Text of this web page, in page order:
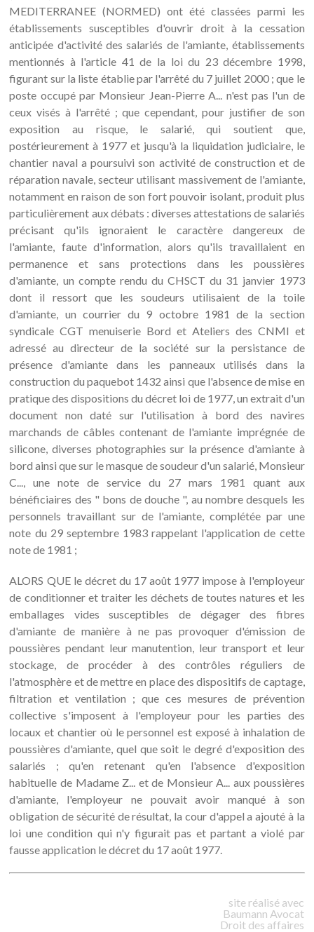
MEDITERRANEE (NORMED) ont été classées parmi les
établissements susceptibles d'ouvrir droit à la cessation
anticipée d'activité des salariés de l'amiante, établissements
mentionnés à l'article 41 de la loi du 23 décembre 1998,
figurant sur la liste établie par l'arrêté du 7 juillet 2000 ; que le
poste occupé par Monsieur Jean-Pierre A... n'est pas l'un de
ceux visés à l'arrêté ; que cependant, pour justifier de son
exposition au risque, le salarié, qui soutient que,
postérieurement à 1977 et jusqu'à la liquidation judiciaire, le
chantier naval a poursuivi son activité de construction et de
réparation navale, secteur utilisant massivement de l'amiante,
notamment en raison de son fort pouvoir isolant, produit plus
particulièrement aux débats : diverses attestations de salariés
précisant qu'ils ignoraient le caractère dangereux de
l'amiante, faute d'information, alors qu'ils travaillaient en
permanence et sans protections dans les poussières
d'amiante, un compte rendu du CHSCT du 31 janvier 1973
dont il ressort que les soudeurs utilisaient de la toile
d'amiante, un courrier du 9 octobre 1981 de la section
syndicale CGT menuiserie Bord et Ateliers des CNMI et
adressé au directeur de la société sur la persistance de
présence d'amiante dans les panneaux utilisés dans la
construction du paquebot 1432 ainsi que l'absence de mise en
pratique des dispositions du décret loi de 1977, un extrait d'un
document non daté sur l'utilisation à bord des navires
marchands de câbles contenant de l'amiante imprégnée de
silicone, diverses photographies sur la présence d'amiante à
bord ainsi que sur le masque de soudeur d'un salarié, Monsieur
C..., une note de service du 27 mars 1981 quant aux
bénéficiaires des " bons de douche ", au nombre desquels les
personnels travaillant sur de l'amiante, complétée par une
note du 29 septembre 1983 rappelant l'application de cette
note de 1981 ;
ALORS QUE le décret du 17 août 1977 impose à l'employeur
de conditionner et traiter les déchets de toutes natures et les
emballages vides susceptibles de dégager des fibres
d'amiante de manière à ne pas provoquer d'émission de
poussières pendant leur manutention, leur transport et leur
stockage, de procéder à des contrôles réguliers de
l'atmosphère et de mettre en place des dispositifs de captage,
filtration et ventilation ; que ces mesures de prévention
collective s'imposent à l'employeur pour les parties des
locaux et chantier où le personnel est exposé à inhalation de
poussières d'amiante, quel que soit le degré d'exposition des
salariés ; qu'en retenant qu'en l'absence d'exposition
habituelle de Madame Z... et de Monsieur A... aux poussières
d'amiante, l'employeur ne pouvait avoir manqué à son
obligation de sécurité de résultat, la cour d'appel a ajouté à la
loi une condition qui n'y figurait pas et partant a violé par
fausse application le décret du 17 août 1977.
site réalisé avec
Baumann Avocat
Droit des affaires